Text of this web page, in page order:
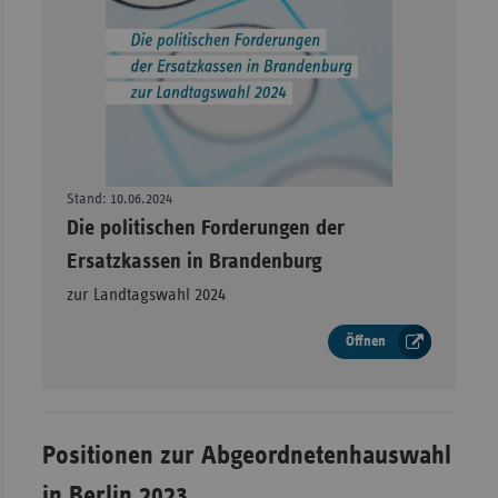
Stand: 10.06.2024
–Die politischen Forderungen der
Ersatzkassen in Brandenburg
zur Landtagswahl 2024
Öffnen
Positionen zur Abgeordnetenhauswahl